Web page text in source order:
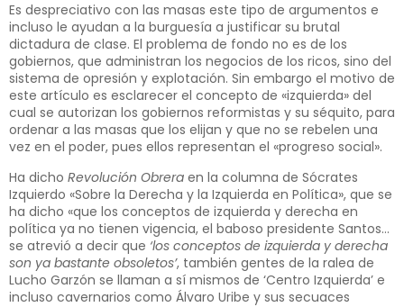
Es despreciativo con las masas este tipo de argumentos e
incluso le ayudan a la burguesía a justificar su brutal
dictadura de clase. El problema de fondo no es de los
gobiernos, que administran los negocios de los ricos, sino del
sistema de opresión y explotación. Sin embargo el motivo de
este artículo es esclarecer el concepto de «izquierda» del
cual se autorizan los gobiernos reformistas y su séquito, para
ordenar a las masas que los elijan y que no se rebelen una
vez en el poder, pues ellos representan el «progreso social».
Ha dicho Revolución Obrera en la columna de Sócrates
Izquierdo «Sobre la Derecha y la Izquierda en Política», que se
ha dicho «que los conceptos de izquierda y derecha en
política ya no tienen vigencia, el baboso presidente Santos…
se atrevió a decir que ‘los conceptos de izquierda y derecha
son ya bastante obsoletos’, también gentes de la ralea de
Lucho Garzón se llaman a sí mismos de ‘Centro Izquierda’ e
incluso cavernarios como Álvaro Uribe y sus secuaces